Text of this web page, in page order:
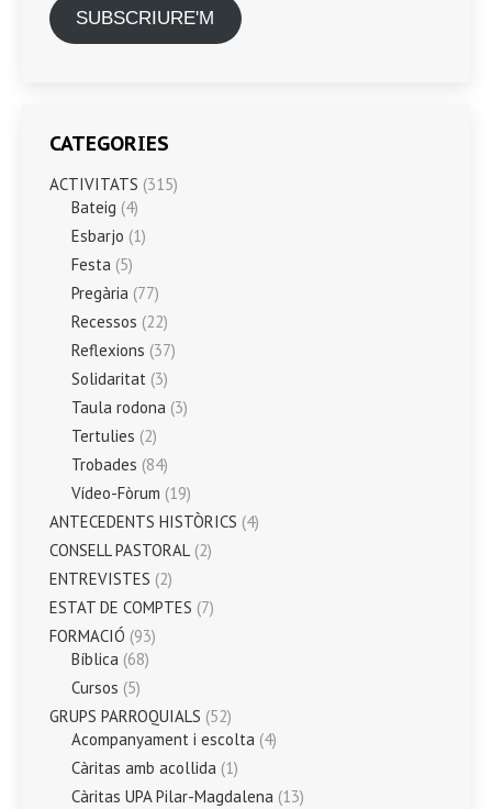
SUBSCRIURE'M
CATEGORIES
ACTIVITATS (315)
Bateig (4)
Esbarjo (1)
Festa (5)
Pregària (77)
Recessos (22)
Reflexions (37)
Solidaritat (3)
Taula rodona (3)
Tertulies (2)
Trobades (84)
Vídeo-Fòrum (19)
ANTECEDENTS HISTÒRICS (4)
CONSELL PASTORAL (2)
ENTREVISTES (2)
ESTAT DE COMPTES (7)
FORMACIÓ (93)
Bíblica (68)
Cursos (5)
GRUPS PARROQUIALS (52)
Acompanyament i escolta (4)
Càritas amb acollida (1)
Càritas UPA Pilar-Magdalena (13)